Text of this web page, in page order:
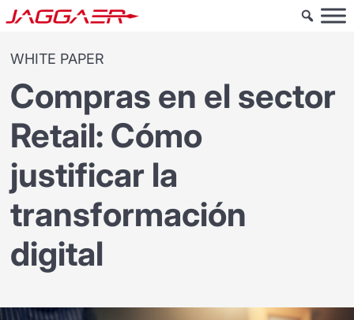
WHITE PAPER
Compras en el sector
Retail: Cómo
justificar la
transformación
digital